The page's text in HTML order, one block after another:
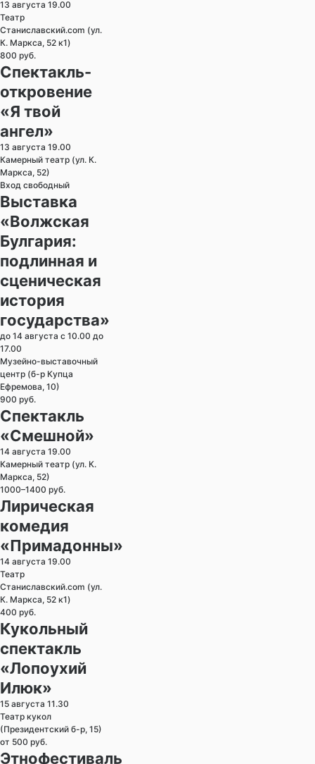
13 августа 19.00
Театр
Станиславский.com (ул.
К. Маркса, 52 к1)
800 руб.
Спектакль-
откровение
«Я твой
ангел»
13 августа 19.00
Камерный театр (ул. К.
Маркса, 52)
Вход свободный
Выставка
«Волжская
Булгария:
подлинная и
сценическая
история
государства»
до 14 августа с 10.00 до
17.00
Музейно-выставочный
центр (б-р Купца
Ефремова, 10)
900 руб.
Спектакль
«Смешной»
14 августа 19.00
Камерный театр (ул. К.
Маркса, 52)
1000–1400 руб.
Лирическая
комедия
«Примадонны»
14 августа 19.00
Театр
Станиславский.com (ул.
К. Маркса, 52 к1)
400 руб.
Кукольный
спектакль
«Лопоухий
Илюк»
15 августа 11.30
Театр кукол
(Президентский б-р, 15)
от 500 руб.
Этнофестиваль